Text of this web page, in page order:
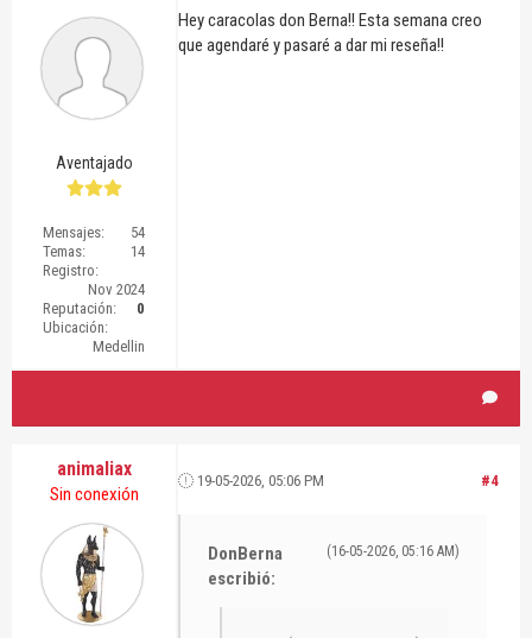
Aventajado
Mensajes:
54
Temas:
14
Registro:
Nov 2024
Reputación:
0
Ubicación:
Medellin
Hey caracolas don Berna!! Esta semana creo
que agendaré y pasaré a dar mi reseña!!
animaliax
Sin conexión
#4
19-05-2026, 05:06 PM
(16-05-2026, 05:16 AM)
DonBerna
escribió: